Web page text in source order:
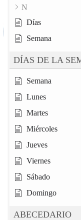
N
Días
Semana
DÍAS DE LA
Semana
Lunes
Martes
Miércoles
Jueves
Viernes
Sábado
Domingo
ABECEDARIO